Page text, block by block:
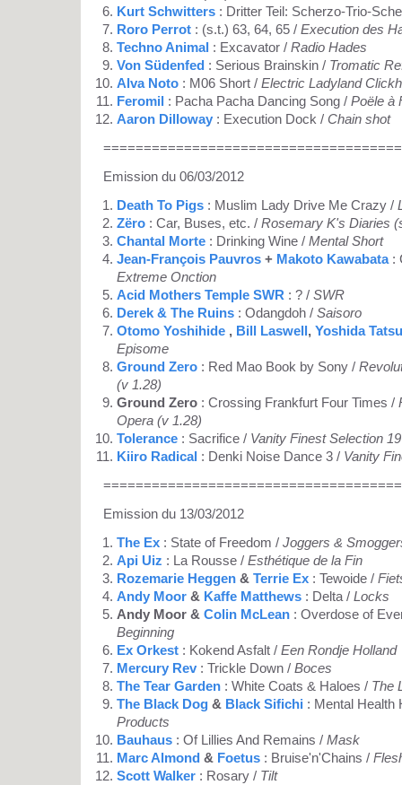
Kurt Schwitters : Dritter Teil: Scherzo-Trio-
Roro Perrot : (s.t.) 63, 64, 65 / Execution des
Techno Animal : Excavator / Radio Hades
Von Südenfed : Serious Brainskin / Tromatic
Alva Noto : M06 Short / Electric Ladyland
Feromil : Pacha Pacha Dancing Song / Poële à
Aaron Dilloway : Execution Dock / Chain shot
Emission du 06/03/2012
Death To Pigs : Muslim Lady Drive Me Crazy /
Zëro : Car, Buses, etc. / Rosemary K's Diaries
Chantal Morte : Drinking Wine / Mental Short
Jean-François Pauvros + Makoto Kawabata:
Extreme Onction
Acid Mothers Temple SWR : ? / SWR
Derek & The Ruins : Odangdoh / Saisoro
Otomo Yoshihide , Bill Laswell, Yoshida
Episome
Ground Zero : Red Mao Book by Sony /
(v 1.28)
Ground Zero : Crossing Frankfurt Four Times /
Opera (v 1.28)
Tolerance : Sacrifice / Vanity Finest Selection
Kiiro Radical : Denki Noise Dance 3 / Vanity
Emission du 13/03/2012
The Ex : State of Freedom / Joggers &
Api Uiz : La Rousse / Esthétique de la Fin
Rozemarie Heggen & Terrie Ex : Tewoide /
Andy Moor & Kaffe Matthews : Delta / Locks
Andy Moor & Colin McLean : Overdose of
Beginning
Ex Orkest : Kokend Asfalt / Een Rondje Holland
Mercury Rev : Trickle Down / Boces
The Tear Garden : White Coats & Haloes / The
The Black Dog & Black Sifichi : Mental Health
Products
Bauhaus : Of Lillies And Remains / Mask
Marc Almond & Foetus : Bruise'n'Chains /
Scott Walker : Rosary / Tilt